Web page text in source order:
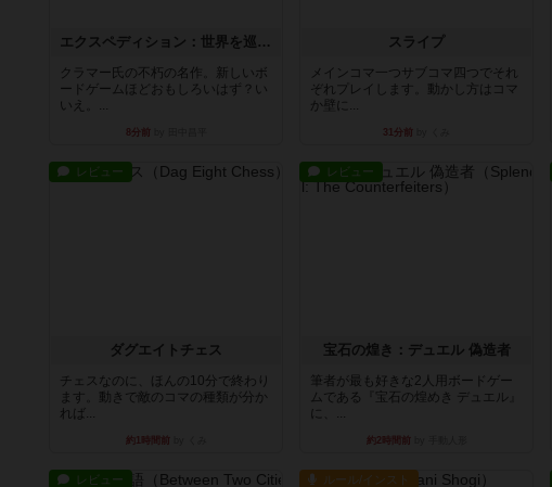
エクスペディション：世界を巡る冒険
クラマー氏の不朽の名作。新しいボ
ードゲームほどおもしろいはず？い
いえ。...
8分前
スライプ
メインコマ一つサブコマ四つでそれ
ぞれプレイします。動かし方はコマ
か壁に...
31分前
レビュー
ダグエイトチェス
チェスなのに、ほんの10分で終わり
ます。動きで敵のコマの種類が分か
れば...
約1時間前
レビュー
宝石の煌き：デュエル 偽造者
筆者が最も好きな2人用ボードゲー
ムである『宝石の煌めき デュエル』
に、...
約2時間前
レビュー ルール/インスト